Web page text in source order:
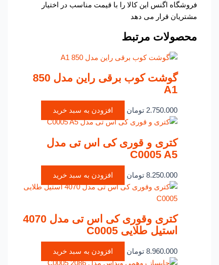
فروشگاه اگنس این کالا را با قیمت مناسب در اختیار
مشتریان قرار می دهد
محصولات مرتبط
گوشت کوب برقی راین مدل 850
2.750.000 تومان افزودن به سبد خرید
کتری و قوری کی اس تی مدل
C0005 A5
8.250.000 تومان افزودن به سبد خرید
کتری وقوری کی اس تی مدل 4070
استیل طلایی C0005
8.960.000 تومان افزودن به سبد خرید